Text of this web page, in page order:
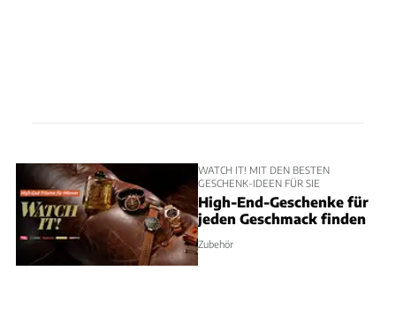
WATCH IT! MIT DEN BESTEN
GESCHENK-IDEEN FÜR SIE
High-End-Geschenke für
jeden Geschmack finden
Zubehör